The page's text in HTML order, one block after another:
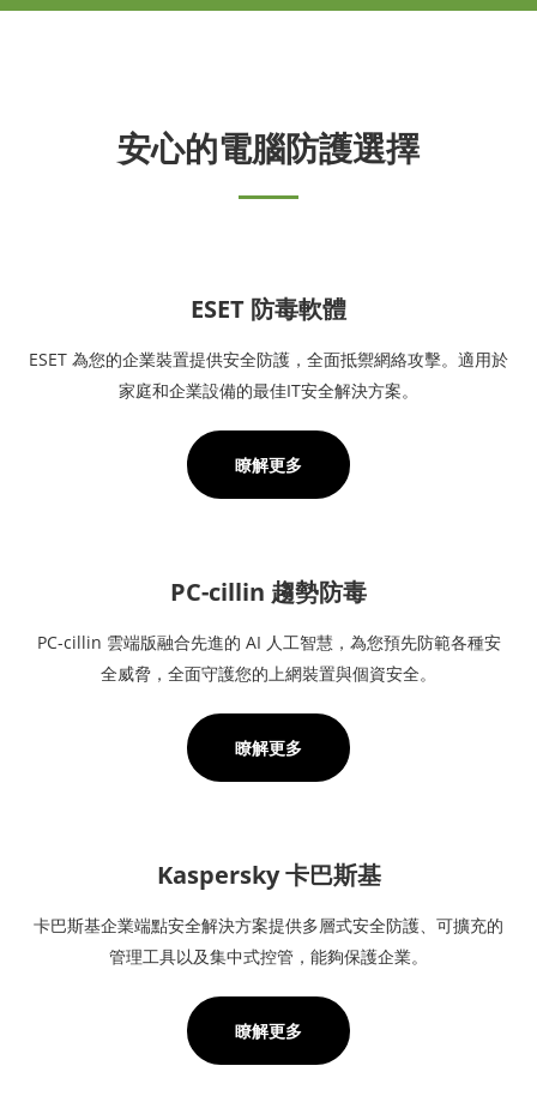
安心的電腦防護選擇
ESET 防毒軟體
ESET 為您的企業裝置提供安全防護，全面抵禦網絡攻擊。適用於
家庭和企業設備的最佳IT安全解決方案。
瞭解更多
PC-cillin 趨勢防毒
PC-cillin 雲端版融合先進的 AI 人工智慧，為您預先防範各種安
全威脅，全面守護您的上網裝置與個資安全。
瞭解更多
Kaspersky 卡巴斯基
卡巴斯基企業端點安全解決方案提供多層式安全防護、可擴充的
管理工具以及集中式控管，能夠保護企業。
瞭解更多